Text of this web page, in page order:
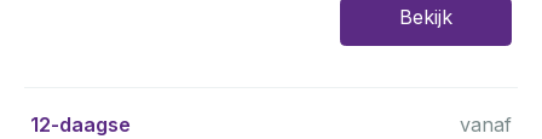
Bekijk
12-daagse
vanaf